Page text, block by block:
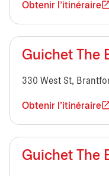
Obtenir l'itinéraire
Guichet The
330 West St,
Obtenir l'itinéraire
Guichet The